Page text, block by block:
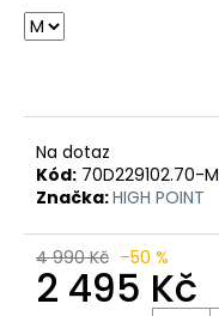
Na dotaz
Kód: 70D229102.70-M
Značka:HIGH POINT
4 990 Kč –50 %
2 495 Kč
D
u
č
u